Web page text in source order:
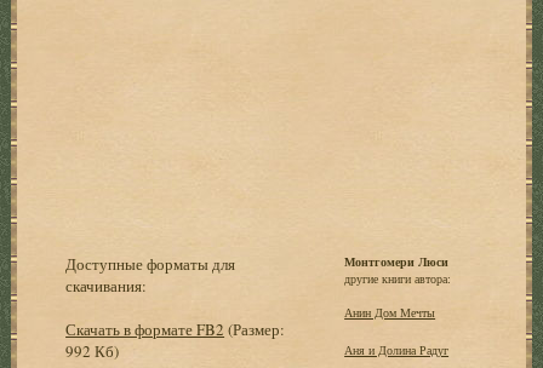
Доступные форматы для
скачивания:
Скачать в формате FB2 (Размер:
992 Кб)
Монтгомери Люси
другие книги автора:
Анин Дом Мечты
Аня и Долина Радуг